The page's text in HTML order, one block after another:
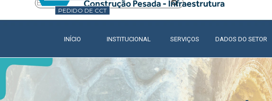
INÍCIO INSTITUCIONAL ▼
SERVIÇOS ▼
DADOS DO SETOR
PEDIDO DE CCT